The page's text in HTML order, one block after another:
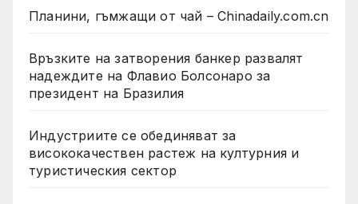
Планини, гъмжащи от чай – Chinadaily.com.cn
Връзките на затворения банкер развалят
надеждите на Флавио Болсонаро за
президент на Бразилия
Индустриите се обединяват за
висококачествен растеж на културния и
туристическия сектор